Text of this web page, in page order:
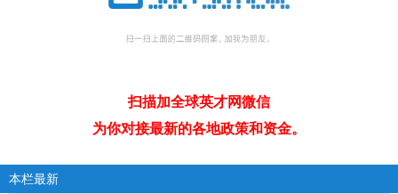
扫描加全球英才网微信
为你对接最新的各地政策和资金。
本栏最新